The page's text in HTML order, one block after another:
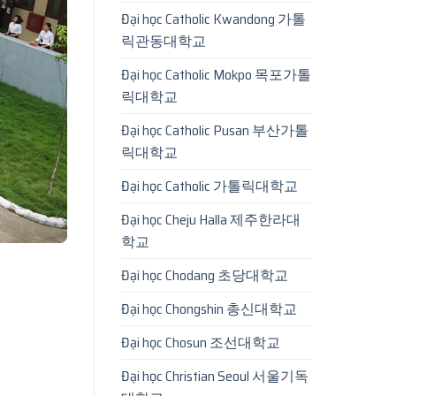
Đại học Catholic Kwandong 가톨
릭관동대학교
Đại học Catholic Mokpo 목포가톨
릭대학교
Đại học Catholic Pusan 부산가톨
릭대학교
Đại học Catholic 가톨릭대학교
Đại học Cheju Halla 제주한라대
학교
Đại học Chodang 초당대학교
Đại học Chongshin 총신대학교
Đại học Chosun 조선대학교
Đại học Christian Seoul 서울기독